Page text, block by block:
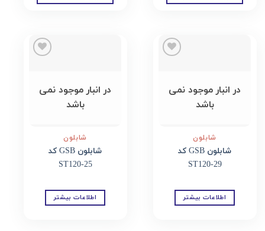
در انبار موجود نمی
باشد
شابلون
شابلون GSB کد
ST120-29
اطلاعات بیشتر
در انبار موجود نمی
باشد
شابلون
شابلون GSB کد
ST120-25
اطلاعات بیشتر